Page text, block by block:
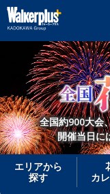
全国約900大会
開催当日に
エリアから
探す
カ